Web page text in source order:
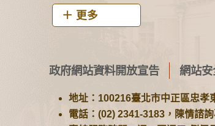
更多
政府網站資料開放宣告 網站
地址：100216臺北市中正區忠孝
電話：(02) 2341-3183，陳情諮